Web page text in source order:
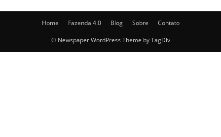
Home Fazenda 4.0 Blog Sobre Contato
© Newspaper WordPress Theme by TagDiv